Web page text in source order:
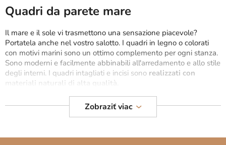
l
i
d
e
l
l
e
l
n
n
Quadri da parete mare
Il mare e il sole vi trasmettono una sensazione piacevole?
Portatela anche nel vostro salotto. I quadri in legno o colorati
con motivi marini sono un ottimo complemento per ogni stanza.
Sono moderni e facilmente abbinabili all'arredamento e allo stile
degli interni. I quadri intagliati e incisi sono realizzati con
materiali naturali di alta qualità.
Tutti i quadri sono prodotti direttamente nella nostra
Zobraziť viac